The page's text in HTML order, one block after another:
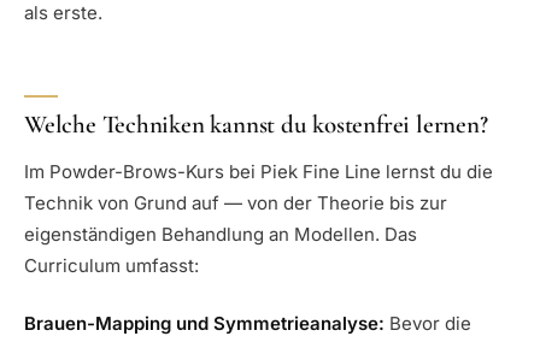
als erste.
Welche Techniken kannst du kostenfrei lernen?
Im Powder-Brows-Kurs bei Piek Fine Line lernst du die
Technik von Grund auf — von der Theorie bis zur
eigenständigen Behandlung an Modellen. Das
Curriculum umfasst:
Brauen-Mapping und Symmetrieanalyse: Bevor die